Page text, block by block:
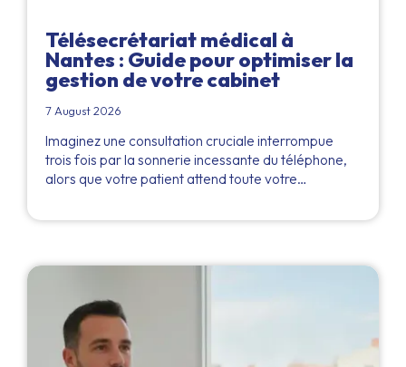
Télésecrétariat médical à
Nantes : Guide pour optimiser la
gestion de votre cabinet
7 August 2026
Imaginez une consultation cruciale interrompue
trois fois par la sonnerie incessante du téléphone,
alors que votre patient attend toute votre…